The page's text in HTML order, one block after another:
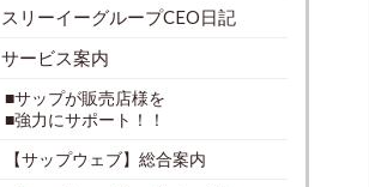
スリーイーグループCEO日記
サービス案内
■サップが販売店様を
■強力にサポート！！
【サップウェブ】総合案内